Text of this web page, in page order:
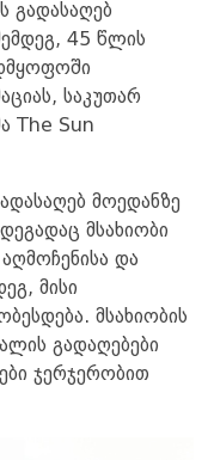
გადასაღებ
45 წლის
საკუთარ
The Sun
მოედანზე
მსახიობი
და
მისი
მსახიობის
გადაღებები
ჯერჯერობით